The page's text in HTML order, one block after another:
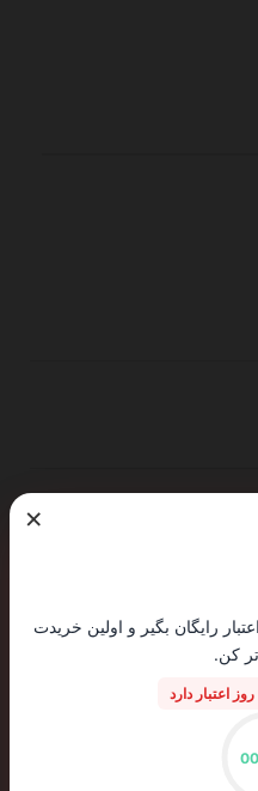
×
رایگان بگیر و اولین خریدت
کن.
00